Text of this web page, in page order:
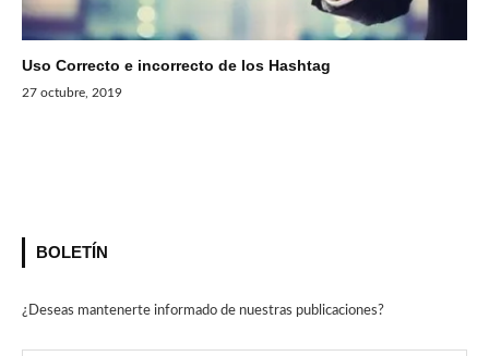
Uso Correcto e incorrecto de los Hashtag
27 octubre, 2019
BOLETÍN
¿Deseas mantenerte informado de nuestras publicaciones?